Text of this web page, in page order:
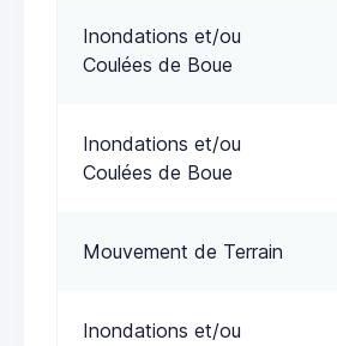
Inondations et/ou
Coulées de Boue
Inondations et/ou
Coulées de Boue
Mouvement de Terrain
Inondations et/ou